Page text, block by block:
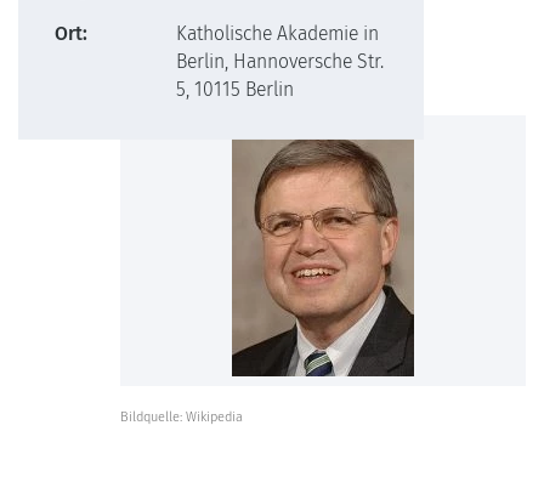
Bildquelle: Wikipedia
Ort:
Katholische Akademie in
Berlin, Hannoversche Str.
5, 10115 Berlin